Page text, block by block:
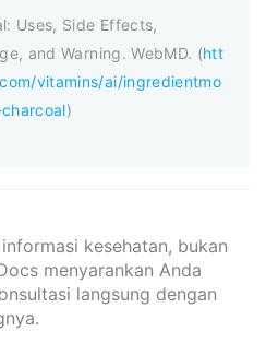
Uses, Side Effects,
and Warning. WebMD. (htt
vitamins/ai/ingredientmo
)
kesehatan, bukan
menyarankan Anda
langsung dengan